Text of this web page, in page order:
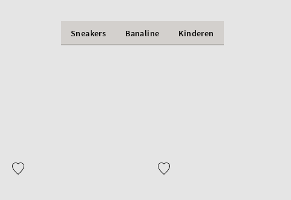
Sneakers Banaline Kinderen